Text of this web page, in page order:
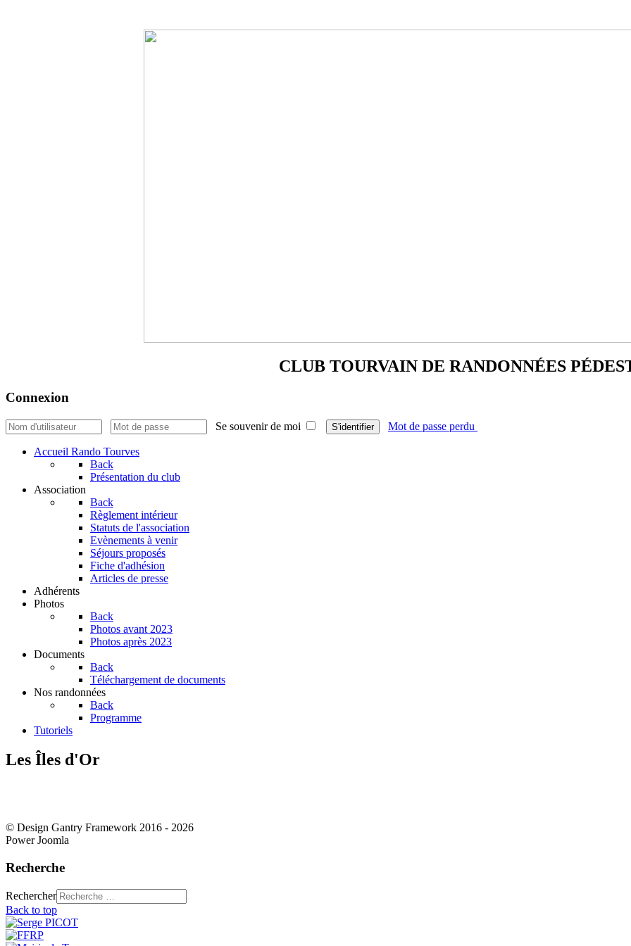
CLUB TOURVAIN DE RANDONNÉES
Connexion
Se souvenir de moi S'identifier Mot de passe perdu
Accueil Rando Tourves
Back
Présentation du club
Association
Back
Règlement intérieur
Statuts de l'association
Evènements à venir
Séjours proposés
Fiche d'adhésion
Articles de presse
Adhérents
Photos
Back
Photos avant 2023
Photos après 2023
Documents
Back
Téléchargement de documents
Nos randonnées
Back
Programme
Tutoriels
Les Îles d'Or
© Design Gantry Framework 2016 - 2026
Power Joomla
Recherche
Rechercher
Back to top